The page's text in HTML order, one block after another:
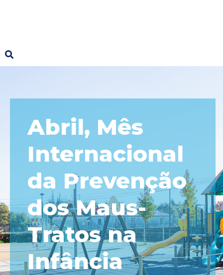
Abril, Mês
Internacional
da Prevenção
dos Maus-
Tratos na
Infância